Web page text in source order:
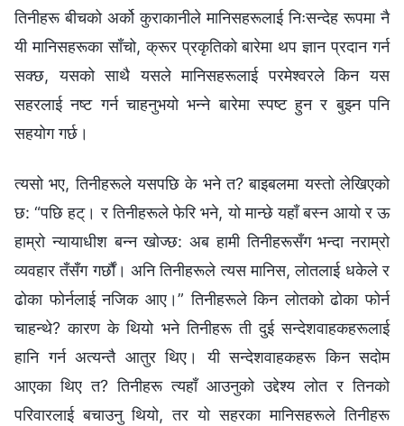
तिनीहरू बीचको अर्को कुराकानीले मानिसहरूलाई निःसन्देह रूपमा नै
यी मानिसहरूका साँचो, क्रूर प्रकृतिको बारेमा थप ज्ञान प्रदान गर्न
सक्छ, यसको साथै यसले मानिसहरूलाई परमेश्‍वरले किन यस
सहरलाई नष्ट गर्न चाहनुभयो भन्‍ने बारेमा स्पष्ट हुन र बुझ्‍न पनि
सहयोग गर्छ।
त्यसो भए, तिनीहरूले यसपछि के भने त? बाइबलमा यस्तो लेखिएको
छ: “पछि हट्। र तिनीहरूले फेरि भने, यो मान्छे यहाँ बस्‍न आयो र ऊ
हाम्रो न्यायाधीश बन्‍न खोज्छ: अब हामी तिनीहरूसँग भन्दा नराम्रो
व्यवहार तँसँग गर्छौं। अनि तिनीहरूले त्यस मानिस, लोतलाई धकेले र
ढोका फोर्नलाई नजिक आए।” तिनीहरूले किन लोतको ढोका फोर्न
चाहन्थे? कारण के थियो भने तिनीहरू ती दुई सन्देशवाहकहरूलाई
हानि गर्न अत्यन्तै आतुर थिए। यी सन्देशवाहकहरू किन सदोम
आएका थिए त? तिनीहरू त्यहाँ आउनुको उद्देश्य लोत र तिनको
परिवारलाई बचाउनु थियो, तर यो सहरका मानिसहरूले तिनीहरू